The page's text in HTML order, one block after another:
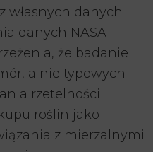
własnych danych
danych NASA
że badanie
a nie typowych
rzetelności
roślin jako
z mierzalnymi